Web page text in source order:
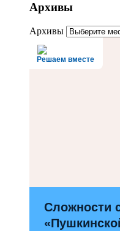
Архивы
Архивы
Решаем вместе
Сложности